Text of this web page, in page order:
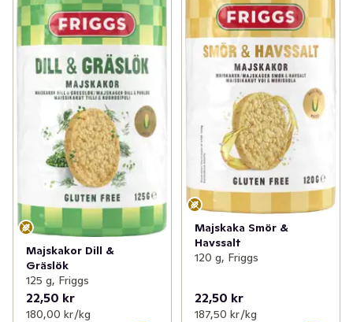
Majskakor Dill &
Gräslök
125 g, Friggs
22,50 kr
180,00 kr /kg
Majskaka Smör &
Havssalt
120 g, Friggs
22,50 kr
187,50 kr /kg